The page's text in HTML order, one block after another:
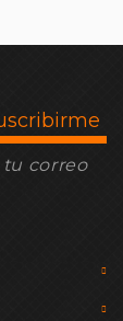
correo